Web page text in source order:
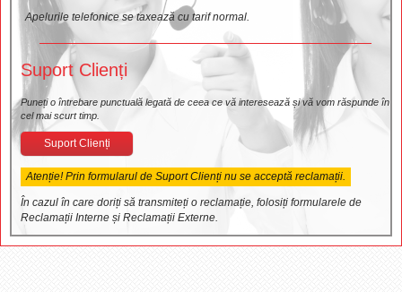
Apelurile telefonice se taxează cu tarif normal.
Suport Clienți
Puneți o întrebare punctuală legată de ceea ce vă interesează și vă vom răspunde în
cel mai scurt timp.
Suport Clienți
Atenție! Prin formularul de Suport Clienți nu se acceptă reclamații.
În cazul în care doriți să transmiteți o reclamație, folosiți formularele de
Reclamații Interne și Reclamații Externe.